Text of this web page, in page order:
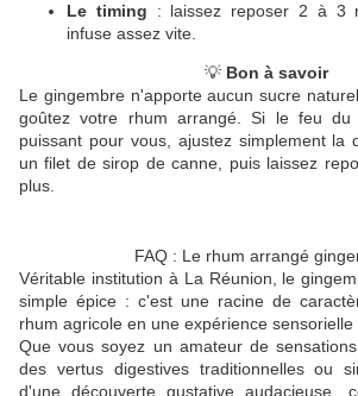
Le timing : laissez reposer 2 à 3
infuse assez vite.
💡 Bon à savoir
Le gingembre n'apporte aucun sucre
goûtez votre rhum arrangé. Si le feu du
puissant pour vous, ajustez simplement la
un filet de sirop de canne, puis laissez
plus.
FAQ : Le rhum arrangé
Véritable institution à La Réunion, le
simple épice : c'est une racine de
rhum agricole en une expérience sensorielle
Que vous soyez un amateur de
des vertus digestives traditionnelles ou
d'une découverte gustative audacieuse,